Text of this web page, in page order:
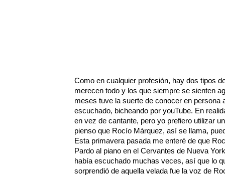
Como en cualquier profesión, hay dos tipos
merecen todo y los que siempre se sienten
meses tuve la suerte de conocer en persona
escuchado, bicheando por youTube. En
en vez de cantante, pero yo prefiero utilizar
pienso que Rocío Márquez, así se llama,
Esta primavera pasada me enteré de que
Pardo al piano en el Cervantes de Nueva
había escuchado muchas veces, así que lo
sorprendió de aquella velada fue la voz de